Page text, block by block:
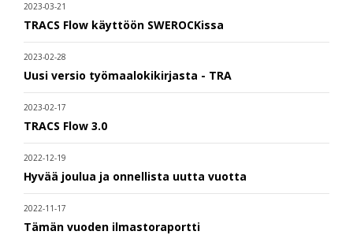
2023-03-21
TRACS Flow käyttöön SWEROCKissa
2023-02-28
Uusi versio työmaalokikirjasta - TRA
2023-02-17
TRACS Flow 3.0
2022-12-19
Hyvää joulua ja onnellista uutta vuotta
2022-11-17
Tämän vuoden ilmastoraportti